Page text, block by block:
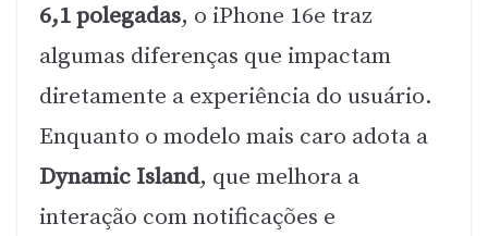
6,1 polegadas, o iPhone 16e traz
algumas diferenças que impactam
diretamente a experiência do usuário.
Enquanto o modelo mais caro adota a
Dynamic Island, que melhora a
interação com notificações e